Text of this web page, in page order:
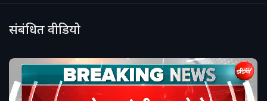
संबंधित वीडियो